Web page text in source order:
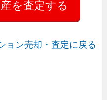
ョン売却・査定に戻る